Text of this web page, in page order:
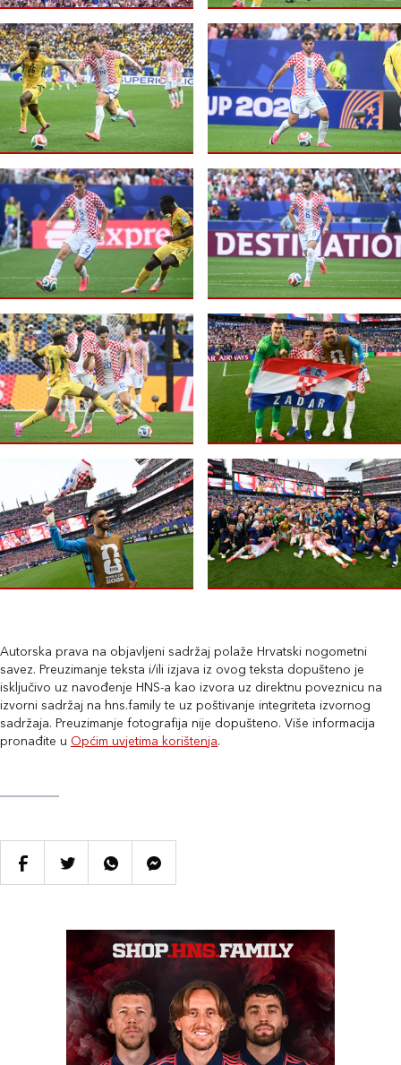
Autorska prava na objavljeni sadržaj polaže Hrvatski nogometni
savez. Preuzimanje teksta i/ili izjava iz ovog teksta dopušteno je
isključivo uz navođenje HNS-a kao izvora uz direktnu poveznicu na
izvorni sadržaj na hns.family te uz poštivanje integriteta izvornog
sadržaja. Preuzimanje fotografija nije dopušteno. Više informacija
pronađite u Općim uvjetima korištenja.